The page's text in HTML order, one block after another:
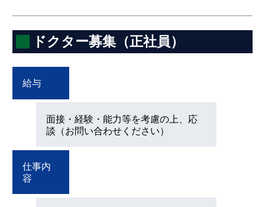
ドクター募集（正社員）
給与
面接・経験・能力等を考慮の上、応
談（お問い合わせください）
仕事内
容